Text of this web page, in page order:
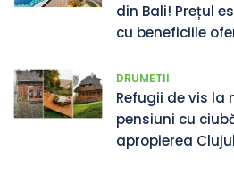
din Bali! Prețul
cu beneficiile
DRUMETII
Refugii de vis la
pensiuni cu
apropierea